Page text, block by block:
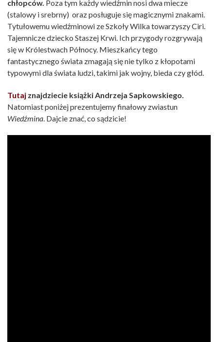
chłopców. Poza tym każdy wiedźmin nosi dwa miecze
(stalowy i srebrny) oraz posługuje się magicznymi znakami.
Tytułowemu wiedźminowi ze Szkoły Wilka towarzyszy Ciri.
Tajemnicze dziecko Staszej Krwi. Ich przygody rozgrywają
się w Królestwach Północy. Mieszkańcy tego
fantastycznego świata zmagają się nie tylko z kłopotami
typowymi dla świata ludzi, takimi jak wojny, bieda czy głód.
Tutaj znajdziecie książki Andrzeja Sapkowskiego.
Natomiast poniżej prezentujemy finałowy zwiastun
Wiedźmina. Dajcie znać, co sądzicie!